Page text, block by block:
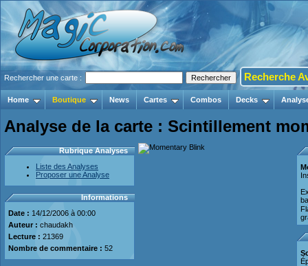
Rechercher une carte : Recherche
Home Boutique News Cartes Combos Decks
Analyse de la carte : Scintillement
Rubrique Analyses
Liste des Analyses
Proposer une Analyse
Informations
Date : 14/12/2006 à 00:00
Auteur : chaudakh
Lecture : 21369
Nombre de commentaire : 52